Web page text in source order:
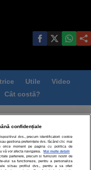
Utile
Video
Cât costă?
confidentialitate
Contact
confidențiale
dvs., precum identificatorii cookie
gestiona preferințele dvs. făcând clic mai
moment pe pagina cu politica de
vă vor afecta navigarea.
Mai multe detalii
partenere, precum si furnizorii nostri de
ului sa functioneze, pentru a personaliza
si/sau profilul dvs., pentru a va oferi